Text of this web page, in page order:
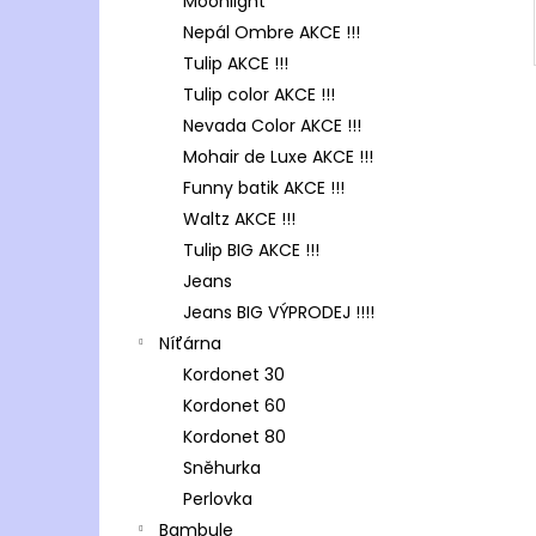
Nepál Ombre AKCE !!!
Tulip AKCE !!!
Tulip color AKCE !!!
Nevada Color AKCE !!!
Mohair de Luxe AKCE !!!
Funny batik AKCE !!!
Waltz AKCE !!!
Tulip BIG AKCE !!!
Jeans
Jeans BIG VÝPRODEJ !!!!
Níťárna
Kordonet 30
Kordonet 60
Kordonet 80
Sněhurka
Perlovka
Bambule